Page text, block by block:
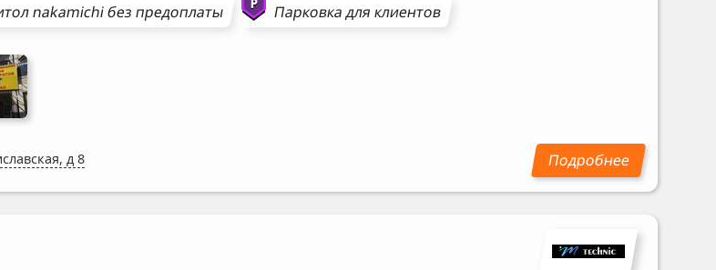
nakamichiбез предоплаты Парковка для клиентов
д 8